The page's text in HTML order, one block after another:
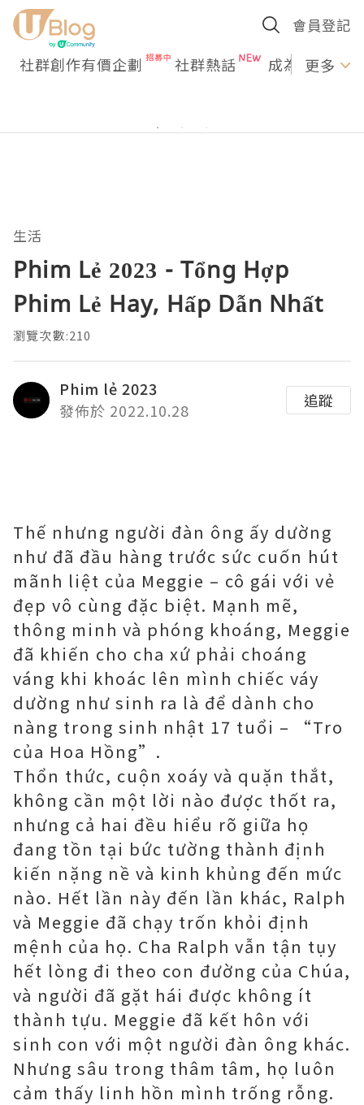
會員登記
社群創作有價企劃 社群熱話 成為U更多
生活
Phim Lẻ 2023 - Tổng Hợp
Phim Lẻ Hay, Hấp Dẫn Nhất
瀏覽次數:210
Phim lẻ 2023
發佈於 2022.10.28
追蹤
Thế nhưng người đàn ông ấy dường
như đã đầu hàng trước sức cuốn hút
mãnh liệt của Meggie – cô gái với vẻ
đẹp vô cùng đặc biệt. Mạnh mẽ,
thông minh và phóng khoáng, Meggie
đã khiến cho cha xứ phải choáng
váng khi khoác lên mình chiếc váy
dường như sinh ra là để dành cho
nàng trong sinh nhật 17 tuổi – “Tro
của Hoa Hồng”.
Thổn thức, cuộn xoáy và quặn thắt,
không cần một lời nào được thốt ra,
nhưng cả hai đều hiểu rõ giữa họ
đang tồn tại bức tường thành định
kiến nặng nề và kinh khủng đến mức
nào. Hết lần này đến lần khác, Ralph
và Meggie đã chạy trốn khỏi định
mệnh của họ. Cha Ralph vẫn tận tụy
hết lòng đi theo con đường của Chúa,
và người đã gặt hái được không ít
thành tựu. Meggie đã kết hôn với
sinh con với một người đàn ông khác.
Nhưng sâu trong thâm tâm, họ luôn
cảm thấy linh hồn mình trống rỗng.